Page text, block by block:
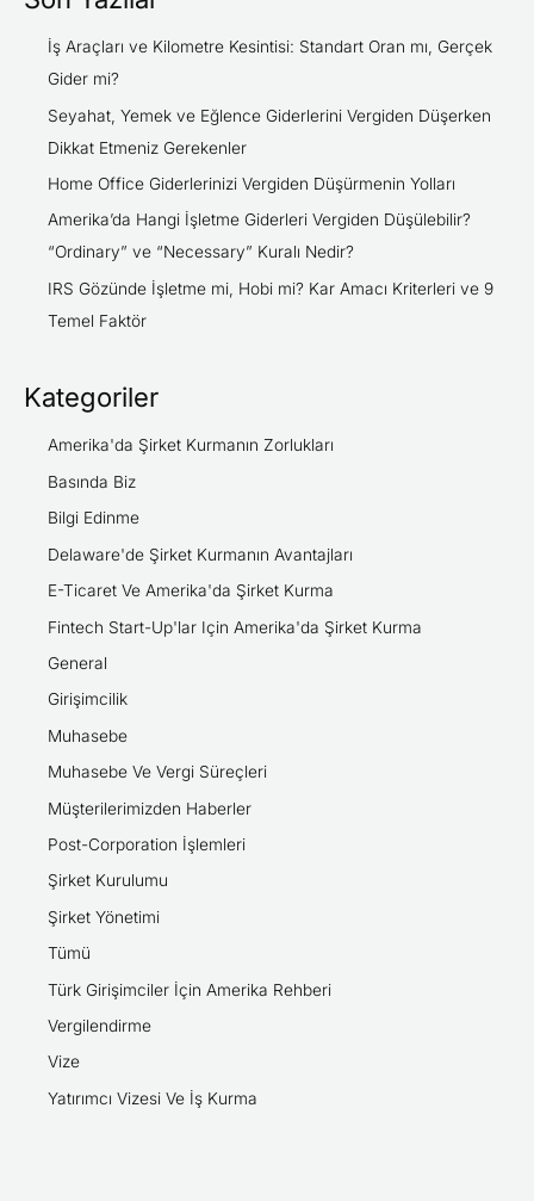
İş Araçları ve Kilometre Kesintisi: Standart Oran mı, Gerçek
Gider mi?
Seyahat, Yemek ve Eğlence Giderlerini Vergiden Düşerken
Dikkat Etmeniz Gerekenler
Home Office Giderlerinizi Vergiden Düşürmenin Yolları
Amerika’da Hangi İşletme Giderleri Vergiden Düşülebilir?
“Ordinary” ve “Necessary” Kuralı Nedir?
IRS Gözünde İşletme mi, Hobi mi? Kar Amacı Kriterleri ve 9
Temel Faktör
Kategoriler
Amerika'da Şirket Kurmanın Zorlukları
Basında Biz
Bilgi Edinme
Delaware'de Şirket Kurmanın Avantajları
E-Ticaret Ve Amerika'da Şirket Kurma
Fintech Start-Up'lar Için Amerika'da Şirket Kurma
General
Girişimcilik
Muhasebe
Muhasebe Ve Vergi Süreçleri
Müşterilerimizden Haberler
Post-Corporation İşlemleri
Şirket Kurulumu
Şirket Yönetimi
Tümü
Türk Girişimciler İçin Amerika Rehberi
Vergilendirme
Vize
Yatırımcı Vizesi Ve İş Kurma